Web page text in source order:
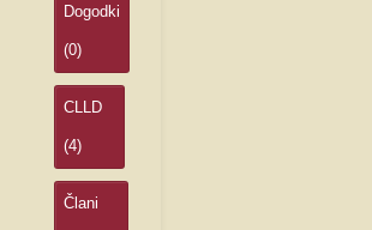
Dogodki
(0)
CLLD
(4)
Člani